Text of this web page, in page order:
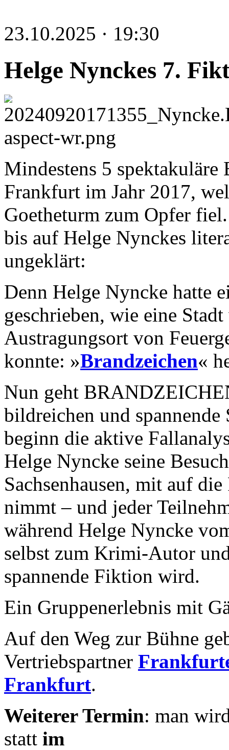
23.10.2025 · 19:30
Helge Nynckes 7.
Mindestens 5 spektakuläre
Frankfurt im Jahr 2017,
Goetheturm zum Opfer
bis auf Helge Nynckes
ungeklärt:
Denn Helge Nyncke hatte
geschrieben, wie eine
Austragungsort von
konnte: »Brandzeichen«
Nun geht
bildreichen und spannende
beginn die aktive
Helge Nyncke seine
Sachsenhausen, mit auf
nimmt – und jeder
während Helge Nyncke
selbst zum Krimi-Autor
spannende Fiktion wird.
Ein Gruppenerlebnis mit
Auf den Weg zur Bühne
Vertriebspartner
Frankfurt.
Weiterer Termin: man
statt im